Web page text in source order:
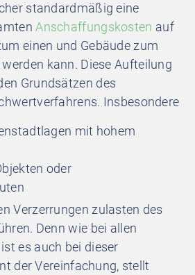
standardmäßig eine
Anschaffungskosten auf
einen und Gebäude zum
kann. Diese Aufteilung
Grundsätzen des
Insbesondere
mit hohem
oder
Verzerrungen zulasten des
Denn wie bei allen
es auch bei dieser
der Vereinfachung, stellt